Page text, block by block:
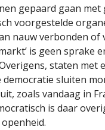
gepaard gaan met
voorgestelde
nauw verbonden of
is geen sprake
staten met
sluiten
zoals vandaag in
is daar